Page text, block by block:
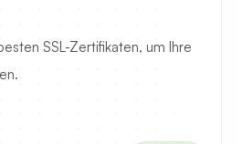
SSL-Zertifikaten, um Ihre